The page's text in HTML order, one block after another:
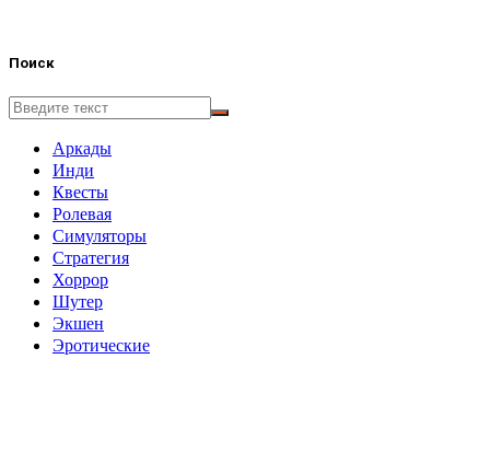
Поиск
Аркады
Инди
Квесты
Ролевая
Симуляторы
Стратегия
Хоррор
Шутер
Экшен
Эротические